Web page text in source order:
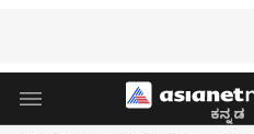
ಕನ್ನಡ